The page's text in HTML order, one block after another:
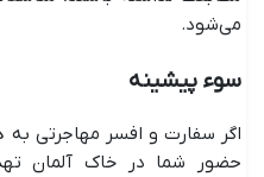
می‌شود.
سوء پیشینه
اگر سفارت و افسر مهاجرتی به
حضور شما در خاک آلمان